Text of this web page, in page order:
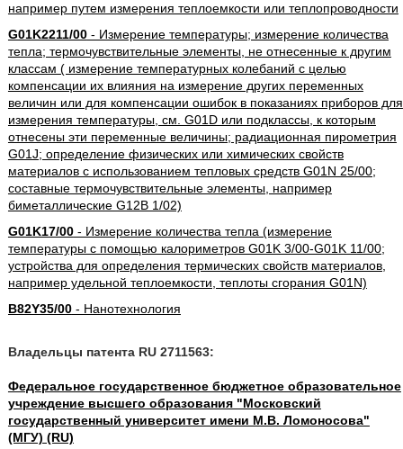
например путем измерения теплоемкости или теплопроводности
G01K2211/00- Измерение температуры; измерение количества
тепла; термочувствительные элементы, не отнесенные к другим
классам ( измерение температурных колебаний с целью
компенсации их влияния на измерение других переменных
величин или для компенсации ошибок в показаниях приборов для
измерения температуры, см. G01D или подклассы, к которым
отнесены эти переменные величины; радиационная пирометрия
G01J; определение физических или химических свойств
материалов с использованием тепловых средств G01N 25/00;
составные термочувствительные элементы, например
биметаллические G12B 1/02)
G01K17/00- Измерение количества тепла (измерение
температуры с помощью калориметров G01K 3/00-G01K 11/00;
устройства для определения термических свойств материалов,
например удельной теплоемкости, теплоты сгорания G01N)
B82Y35/00- Нанотехнология
Владельцы патента RU 2711563:
Федеральное государственное бюджетное образовательное
учреждение высшего образования "Московский
государственный университет имени М.В. Ломоносова"
(МГУ) (RU)